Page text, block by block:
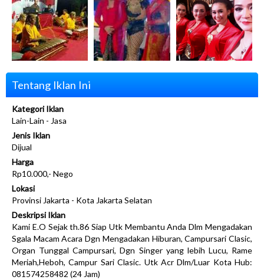
Tentang Iklan Ini
Kategori Iklan
Lain-Lain - Jasa
Jenis Iklan
Dijual
Harga
Rp10.000,- Nego
Lokasi
Provinsi Jakarta - Kota Jakarta Selatan
Deskripsi Iklan
Kami E.O Sejak th.86 Siap Utk Membantu Anda Dlm Mengadakan
Sgala Macam Acara Dgn Mengadakan Hiburan, Campursari Clasic,
Organ Tunggal Campursari, Dgn Singer yang lebih Lucu, Rame
Meriah,Heboh, Campur Sari Clasic. Utk Acr Dlm/Luar Kota Hub:
081574258482 (24 Jam)